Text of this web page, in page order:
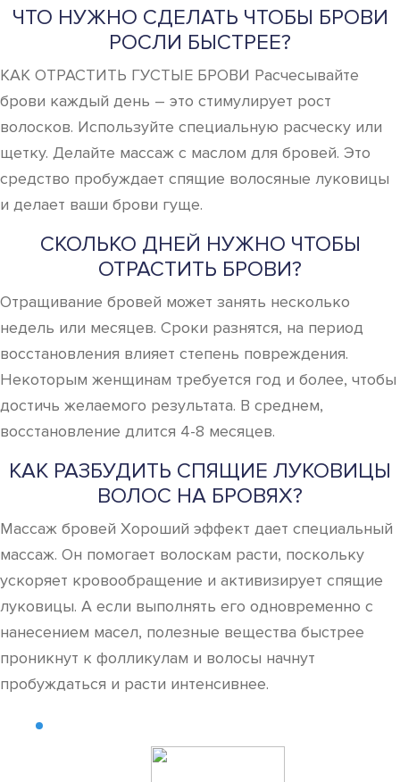
ЧТО НУЖНО СДЕЛАТЬ ЧТОБЫ БРОВИ
РОСЛИ БЫСТРЕЕ?
КАК ОТРАСТИТЬ ГУСТЫЕ БРОВИ Расчесывайте
брови каждый день – это стимулирует рост
волосков. Используйте специальную расческу или
щетку. Делайте массаж с маслом для бровей. Это
средство пробуждает спящие волосяные луковицы
и делает ваши брови гуще.
СКОЛЬКО ДНЕЙ НУЖНО ЧТОБЫ
ОТРАСТИТЬ БРОВИ?
Отращивание бровей может занять несколько
недель или месяцев. Сроки разнятся, на период
восстановления влияет степень повреждения.
Некоторым женщинам требуется год и более, чтобы
достичь желаемого результата. В среднем,
восстановление длится 4-8 месяцев.
КАК РАЗБУДИТЬ СПЯЩИЕ ЛУКОВИЦЫ
ВОЛОС НА БРОВЯХ?
Массаж бровей Хороший эффект дает специальный
массаж. Он помогает волоскам расти, поскольку
ускоряет кровообращение и активизирует спящие
луковицы. А если выполнять его одновременно с
нанесением масел, полезные вещества быстрее
проникнут к фолликулам и волосы начнут
пробуждаться и расти интенсивнее.